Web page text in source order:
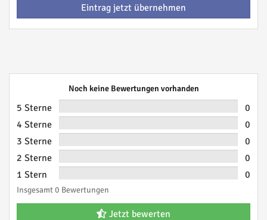
Eintrag jetzt übernehmen
Noch keine Bewertungen vorhanden
5 Sterne
0
4 Sterne
0
3 Sterne
0
2 Sterne
0
1 Stern
0
Insgesamt 0 Bewertungen
Jetzt bewerten